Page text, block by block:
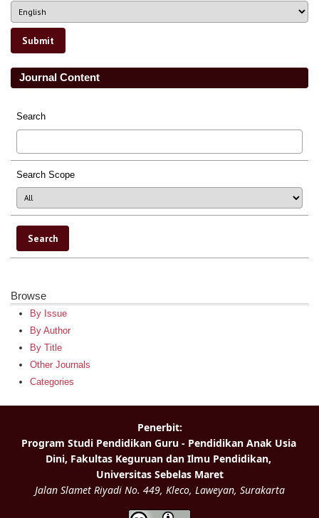
Journal Content
Search
Search Scope
Browse
By Issue
By Author
By Title
Other Journals
Categories